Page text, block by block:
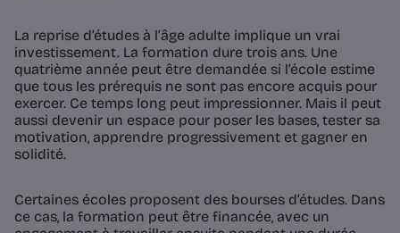
La reprise d’études à l’âge adulte implique un vrai
investissement. La formation dure trois ans. Une
quatrième année peut être demandée si l’école estime
que tous les prérequis ne sont pas encore acquis pour
exercer. Ce temps long peut impressionner. Mais il peut
aussi devenir un espace pour poser les bases, tester sa
motivation, apprendre progressivement et gagner en
solidité.
Certaines écoles proposent des bourses d’études. Dans
ce cas, la formation peut être financée, avec un